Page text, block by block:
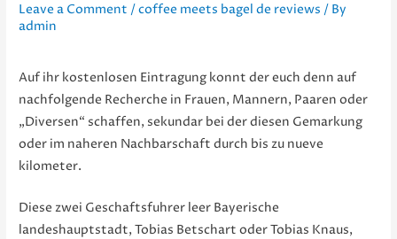
Leave a Comment /coffee meets bagel de reviews / By
admin
Auf ihr kostenlosen Eintragung konnt der euch denn auf
nachfolgende Recherche in Frauen, Mannern, Paaren oder
„Diversen“ schaffen, sekundar bei der diesen Gemarkung
oder im naheren Nachbarschaft durch bis zu nueve
kilometer.
Diese zwei Geschaftsfuhrer leer Bayerische
landeshauptstadt, Tobias Betschart oder Tobias Knaus,